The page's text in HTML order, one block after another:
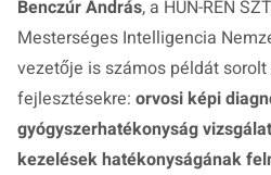
Benczúr András, a HUN-REN
Mesterséges Intelligencia
vezetője is számos példát
fejlesztésekre: orvosi képi
gyógyszerhatékonyság
kezelések hatékonyságának